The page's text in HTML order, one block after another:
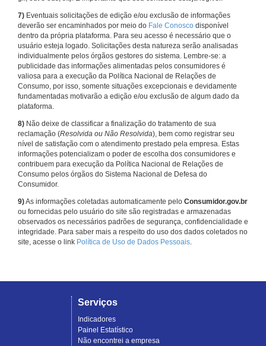
7) Eventuais solicitações de edição e/ou exclusão de informações
deverão ser encaminhados por meio do Fale Conosco disponível
dentro da própria plataforma. Para seu acesso é necessário que o
usuário esteja logado. Solicitações desta natureza serão analisadas
individualmente pelos órgãos gestores do sistema. Lembre-se: a
publicidade das informações alimentadas pelos consumidores é
valiosa para a execução da Política Nacional de Relações de
Consumo, por isso, somente situações excepcionais e devidamente
fundamentadas motivarão a edição e/ou exclusão de algum dado da
plataforma.
8) Não deixe de classificar a finalização do tratamento de sua
reclamação (Resolvida ou Não Resolvida), bem como registrar seu
nível de satisfação com o atendimento prestado pela empresa. Estas
informações potencializam o poder de escolha dos consumidores e
contribuem para execução da Política Nacional de Relações de
Consumo pelos órgãos do Sistema Nacional de Defesa do
Consumidor.
9)As informações coletadas automaticamente pelo Consumidor.gov.br
ou fornecidas pelo usuário do site são registradas e armazenadas
observados os necessários padrões de segurança, confidencialidade e
integridade. Para saber mais a respeito do uso dos dados coletados no
site, acesse o link Política de Uso de Dados Pessoais.
Serviços
Indicadores
Painel Estatístico
Não encontrei a empresa